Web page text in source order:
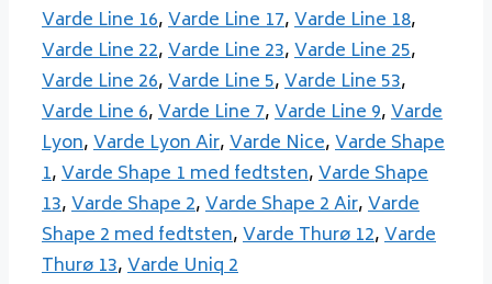
Varde Line 16,Varde Line 17,Varde Line 18,
Varde Line 22,Varde Line 23,Varde Line 25,
Varde Line 26,Varde Line 5,Varde Line 53,
Varde Line 6,Varde Line 7,Varde Line 9,Varde
Lyon,Varde Lyon Air,Varde Nice,Varde Shape
1,Varde Shape 1 med fedtsten,Varde Shape
13,Varde Shape 2,Varde Shape 2 Air,Varde
Shape 2 med fedtsten,Varde Thurø 12,Varde
Thurø 13,Varde Uniq 2